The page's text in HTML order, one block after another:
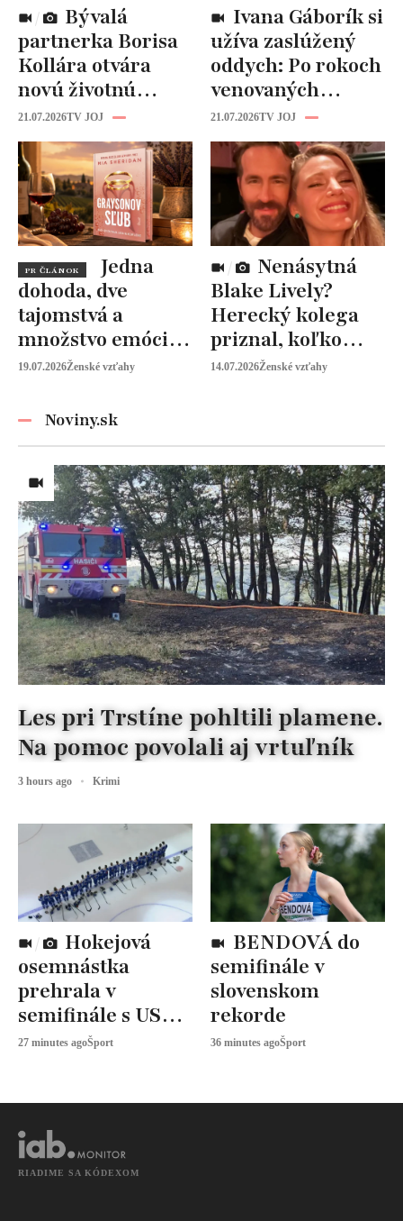
partnerka Borisa
Kollára otvára
novú životnú
kapitolu: Laura
Vizváryová ide
pomáhať ženám
21.07.2026TV JOJ
užíva zaslúžený
oddych: Po rokoch
venovaných
rodine prišiel čas
na seba
21.07.2026TV JOJ
PR ČLÁNOK
dohoda, dve
tajomstvá a
množstvo emócií.
Mia Sheridan a
19.07.2026Ženské vzťahy
Blake Lively?
Herecký kolega
priznal, koľko
peňazí od neho
14.07.2026Ženské vzťahy
Noviny.sk
osemnástka
prehrala v
semifinále s USA,
zabojuje o BRONZ
27 minutes agoŠport
semifinále v
slovenskom
rekorde
36 minutes agoŠport
Les pri Trstíne pohltili plamene.
Na pomoc povolali aj vrtuľník
3 hours ago Krimi
RIADIME SA KÓDEXOM